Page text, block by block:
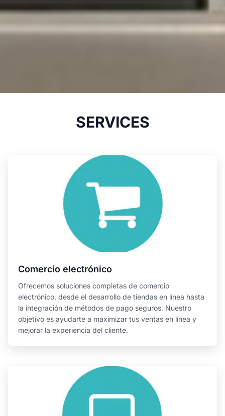
SERVICES
Comercio electrónico
Ofrecemos soluciones completas de comercio
electrónico, desde el desarrollo de tiendas en línea hasta
la integración de métodos de pago seguros. Nuestro
objetivo es ayudarte a maximizar tus ventas en línea y
mejorar la experiencia del cliente.